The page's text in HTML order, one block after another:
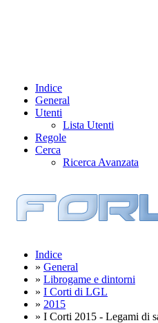
Indice
General
Utenti
Lista Utenti
Regole
Cerca
Ricerca Avanzata
Indice
» General
» Librogame e dintorni
» I Corti di LGL
» 2015
» I Corti 2015 - Legami di